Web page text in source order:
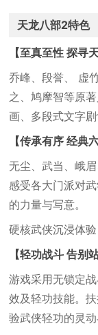
天龙八部2特色
【至真至性 探寻
乔峰、段誉、 虚
之、鸠摩智等原
画、多段式文字
【传承有序 经典
无尘、武当、峨
感受各大门派对
的力量与写意。
硬核武侠沉浸体
【轻功战斗 告别
游戏采用无锁定
效及轻功技能。
验武侠轻功的灵动